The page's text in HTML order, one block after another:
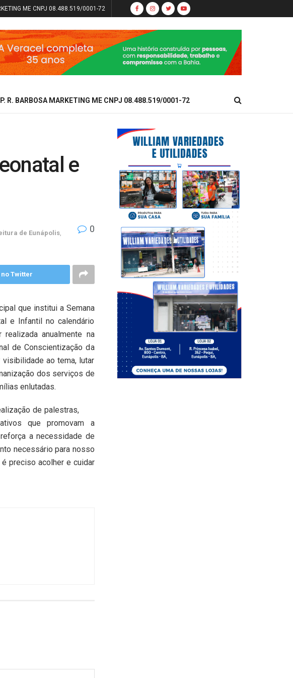
ME CNPJ 08.488.519/0001-72
P. R. BARBOSA MARKETING ME CNPJ 08.488.519/0001-72
e
de Eunápolis 0
Twitter
que institui a Semana
e Infantil no calendário
anualmente na
de Conscientização da
ao tema, lutar
dos serviços de
enlutadas.
de palestras,
que promovam a
a necessidade de
necessário para nosso
preciso acolher e cuidar